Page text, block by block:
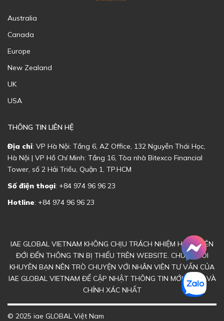
Australia
Canada
Europe
New Zealand
UK
USA
THÔNG TIN LIÊN HỆ
Địa chỉ: VP Hà Nội: Tầng 6, AZ Office, 132 Nguyễn Thái Học,
Hà Nội | VP Hồ Chí Minh: Tầng 16, Tòa nhà Bitexco Financial
Tower, số 2 Hải Triều, Quận 1, TP.HCM
Số điện thoại: +84 974 96 96 23
Hotline: +84 974 96 96 23
IAE GLOBAL VIETNAM KHÔNG CHỊU TRÁCH NHIỆM HOẶC LIÊN
ĐỚI ĐẾN THÔNG TIN BỊ THIẾU TRÊN WEBSITE. CHÚNG TÔI
KHUYÊN BẠN NÊN TRÒ CHUYỆN VỚI NHÂN VIÊN TƯ VẤN CỦA
IAE GLOBAL VIETNAM ĐỂ CẬP NHẬT THÔNG TIN MỚI NHẤT VÀ
CHÍNH XÁC NHẤT
© 2025 iae GLOBAL Việt Nam